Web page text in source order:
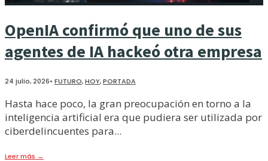
OpenIA confirmó que uno de sus
agentes de IA hackeó otra empresa
24 julio, 2026• FUTURO,HOY,PORTADA
Hasta hace poco, la gran preocupación en torno a la
inteligencia artificial era que pudiera ser utilizada por
ciberdelincuentes para...
Leer más →